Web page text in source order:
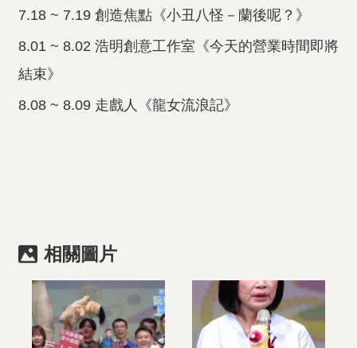
7.18 ~ 7.19 創造焦點《小丑八怪－蘭後呢？》
8.01 ~ 8.02 浩明創意工作室《今天的營業時間即將
結束》
8.08 ~ 8.09 走戲人《龍女流浪記》
相關圖片